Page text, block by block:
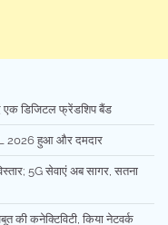
डिजिटल फ्रेंडशिप बैंड
2026 हुआ और दमदार
5G सेवाएं अब सागर, सतना
की कनेक्टिविटी, किया नेटवर्क